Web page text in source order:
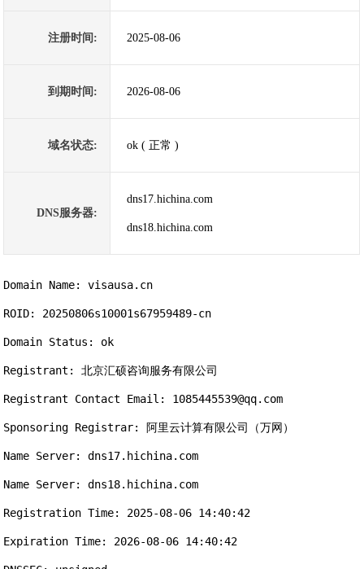
注册时间: 2025-08-06
到期时间: 2026-08-06
域名状态: ok ( 正常 )
DNS服务器:
dns17.hichina.com
dns18.hichina.com
Domain Name: visausa.cn
ROID: 20250806s10001s67959489-cn
Domain Status: ok
Registrant: 北京汇硕咨询服务有限公司
Registrant Contact Email: 1085445539@qq.com
Sponsoring Registrar: 阿里云计算有限公司（万网）
Name Server: dns17.hichina.com
Name Server: dns18.hichina.com
Registration Time: 2025-08-06 14:40:42
Expiration Time: 2026-08-06 14:40:42